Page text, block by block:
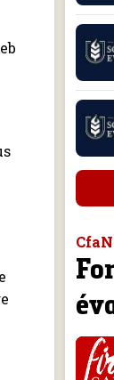
CfaN
.